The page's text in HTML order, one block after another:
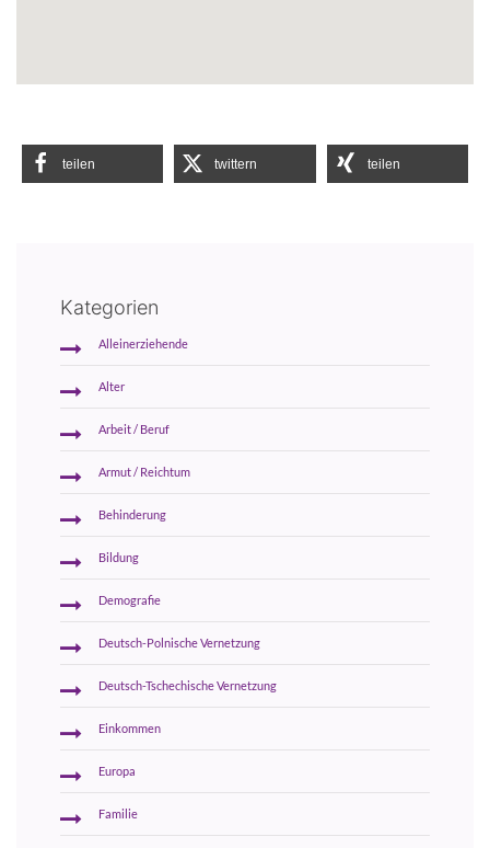
teilen twittern teilen
Kategorien
Alleinerziehende
Alter
Arbeit / Beruf
Armut / Reichtum
Behinderung
Bildung
Demografie
Deutsch-Polnische Vernetzung
Deutsch-Tschechische Vernetzung
Einkommen
Europa
Familie